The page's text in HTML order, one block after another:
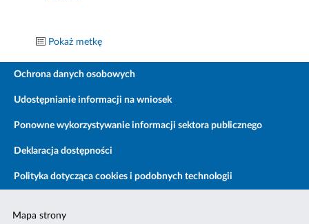
Pokaż metkę
Ochrona danych osobowych
Udostępnianie informacji na wniosek
Ponowne wykorzystywanie informacji sektora publicznego
Deklaracja dostępności
Polityka dotycząca cookies i podobnych technologii
Mapa strony